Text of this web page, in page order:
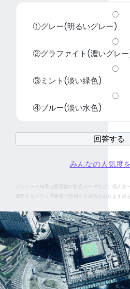
①グレー(明るいグレー)
②グラファイト(濃いグレ
③ミント(淡い緑色)
④ブルー(淡い水色)
みんなの人気度
アンケート結果は投票数や割合データなど、個人を
運営するメディア事業で活用する場合があります点